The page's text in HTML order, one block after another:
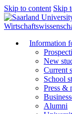
Skip to content Skip
Information
New
Current
School
Press &
Alumni